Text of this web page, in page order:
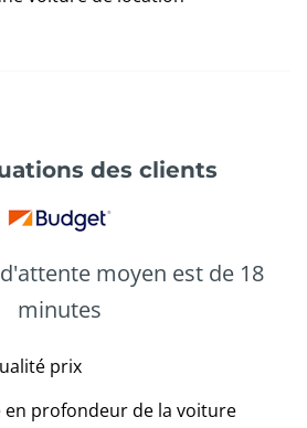
des clients
moyen est de 18
minutes
prix
en profondeur de la voiture